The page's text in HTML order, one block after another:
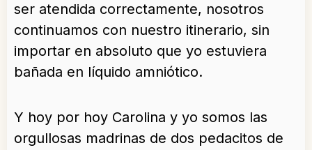
ser atendida correctamente, nosotros
continuamos con nuestro itinerario, sin
importar en absoluto que yo estuviera
bañada en líquido amniótico.
Y hoy por hoy Carolina y yo somos las
orgullosas madrinas de dos pedacitos de